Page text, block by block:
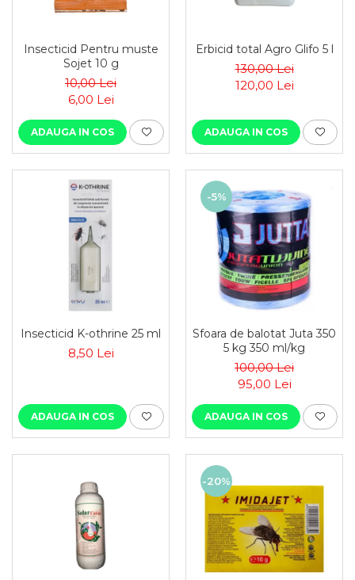
Insecticid Pentru muste
Sojet 10 g
10,00 Lei
6,00 Lei
ADAUGA IN COS
Erbicid total Agro Glifo 5 l
130,00 Lei
120,00 Lei
ADAUGA IN COS
Insecticid K-othrine 25 ml
8,50 Lei
ADAUGA IN COS
-5%
Sfoara de balotat Juta 350
5 kg 350 ml/kg
100,00 Lei
95,00 Lei
ADAUGA IN COS
-20%